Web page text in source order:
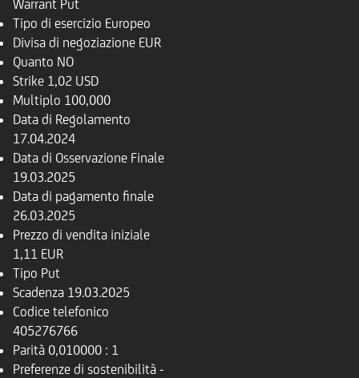
Warrant Put
Tipo di esercizio Europeo
Divisa di negoziazione EUR
Quanto NO
Strike 1,02 USD
Multiplo 100,000
Data di Regolamento
17.04.2024
Data di Osservazione Finale
19.03.2025
Data di pagamento finale
26.03.2025
Prezzo di vendita iniziale
1,11 EUR
Tipo Put
Scadenza 19.03.2025
Codice telefonico
405276766
Parità 0,010000 : 1
Preferenze di sostenibilità -